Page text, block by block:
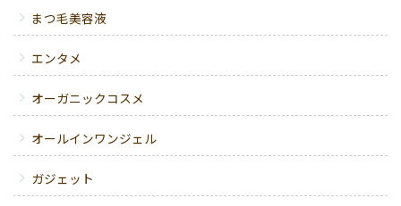
まつ毛美容液
エンタメ
オーガニックコスメ
オールインワンジェル
ガジェット